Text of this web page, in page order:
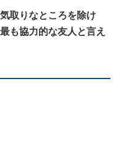
取りなところを除け
も協力的な友人と言え